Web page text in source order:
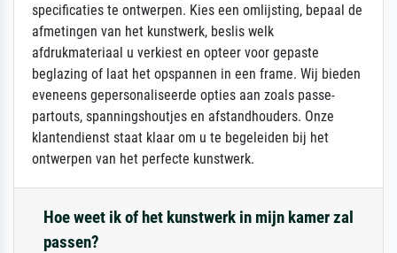
specificaties te ontwerpen. Kies een omlijsting, bepaal de
afmetingen van het kunstwerk, beslis welk
afdrukmateriaal u verkiest en opteer voor gepaste
beglazing of laat het opspannen in een frame. Wij bieden
eveneens gepersonaliseerde opties aan zoals passe-
partouts, spanningshoutjes en afstandhouders. Onze
klantendienst staat klaar om u te begeleiden bij het
ontwerpen van het perfecte kunstwerk.
Hoe weet ik of het kunstwerk in mijn kamer zal
passen?